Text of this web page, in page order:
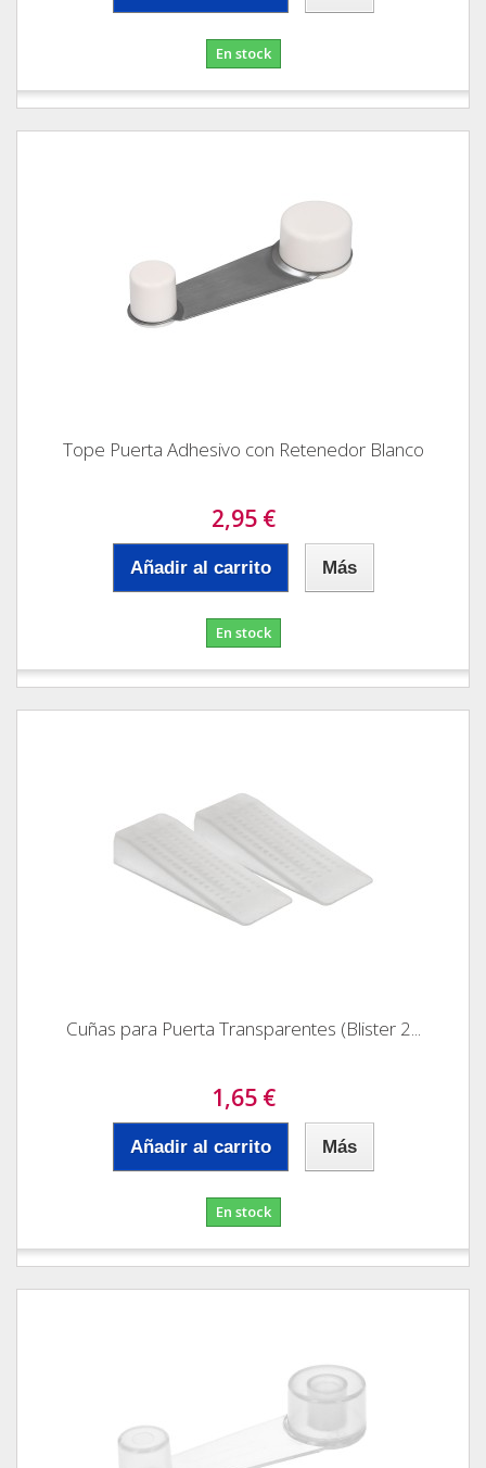
En stock
Tope Puerta Adhesivo con Retenedor Blanco
2,95 €
Añadir al carrito Más
En stock
Cuñas para Puerta Transparentes (Blister 2...
1,65 €
Añadir al carrito Más
En stock